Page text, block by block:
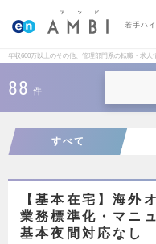
若手ハ
年収600万以上のその他、管理部門系の転職・求人
88 件
すべて
【基本在宅】海外
業務標準化・マニ
基本夜間対応なし